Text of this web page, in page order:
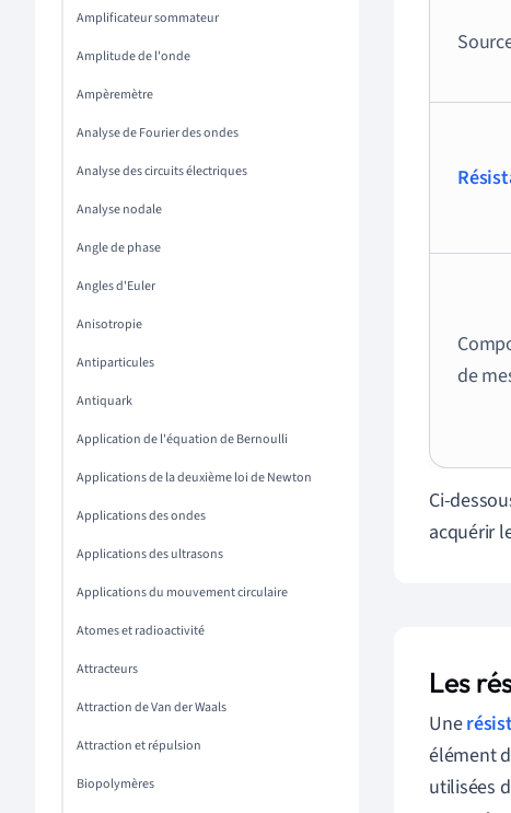
Amplificateur sommateur
Amplitude de l'onde
Ampèremètre
Analyse de Fourier des ondes
Analyse des circuits électriques
Analyse nodale
Angle de phase
Angles d'Euler
Anisotropie
Antiparticules
Antiquark
Application de l'équation de Bernoulli
Applications de la deuxième loi de Newton
Applications des ondes
Applications des ultrasons
Applications du mouvement circulaire
Atomes et radioactivité
Attracteurs
Attraction de Van der Waals
Attraction et répulsion
Biopolymères
de
Ci-
acquérir
Les
Une
élément
utilisées